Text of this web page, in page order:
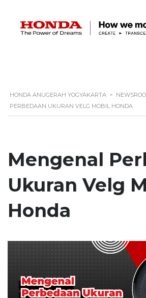
HONDA ANUGERAH YOGYAKARTA >
PERBEDAAN UKURAN VELG MOBIL HONDA
Mengenal
Ukuran Velg
Honda